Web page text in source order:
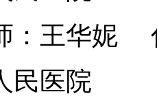
王华妮
医院